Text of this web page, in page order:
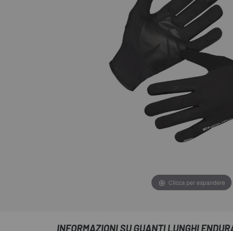
Clicca per espandere
INFORMAZIONI SU GUANTI LUNGHI